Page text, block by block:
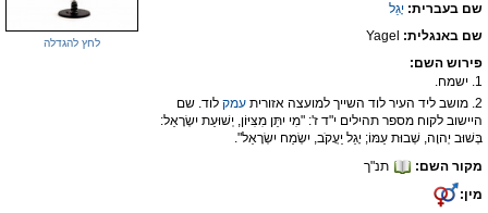
שמות משותפים
שמות נפוצים
שם בעברית: יָ‏גֵל
שם באנגלית: Yagel
פירוש השם:
1. ישמח.
2. מושב ליד העיר לוד השייך למועצה אזורית
עמק לוד. שם
היישוב לקוח מספר תהילים י"ד ז': "מִי יִתֵּן מִצִּיּוֹן, יְשׁוּעַת יִשְׂרָאֵל:
בְּשׁוּב יְהוָה, שְׁבוּת עַמּוֹ; יָגֵל יַעֲקֹב, יִשְׂמַח יִשְׂרָאֵל".
מקור השם:
תנ"ך
מין:
לחץ להגדלה